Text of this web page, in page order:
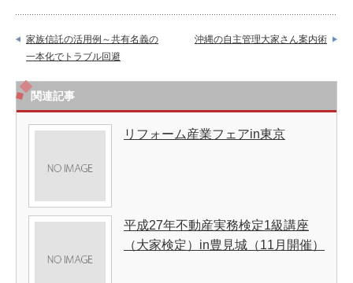
家族信託の活用例～共有名義の
一本化でトラブル回避
沖縄の自主管理大家さん案内術
関連記事
リフォーム産業フェアin東京
平成27年不動産実務検定1級講座
（大家検定）in豊見城（11月開催）